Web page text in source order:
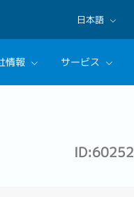
日本語
English
日本語
情報 サービス
ID:60252